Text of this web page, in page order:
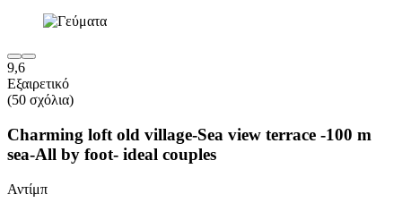
9,6
Εξαιρετικό
(50 σχόλια)
Charming loft old village-Sea view terrace -100 m
sea-All by foot- ideal couples
Αντίμπ